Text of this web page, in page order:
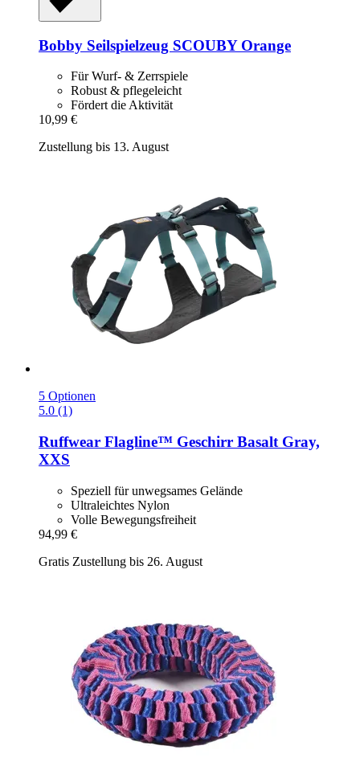
Bobby Seilspielzeug SCOUBY Orange
Für Wurf- & Zerrspiele
Robust & pflegeleicht
Fördert die Aktivität
10,99 €
Zustellung bis 13. August
5 Optionen
5.0 (1)
Ruffwear Flagline™ Geschirr Basalt Gray,
XXS
Speziell für unwegsames Gelände
Ultraleichtes Nylon
Volle Bewegungsfreiheit
94,99 €
Gratis Zustellung bis 26. August